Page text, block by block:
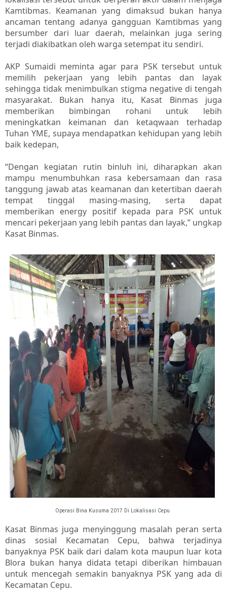
Kamtibmas. Keamanan yang dimaksud bukan hanya
ancaman tentang adanya gangguan Kamtibmas yang
bersumber dari luar daerah, melainkan juga sering
terjadi diakibatkan oleh warga setempat itu sendiri.
AKP Sumaidi meminta agar para PSK tersebut untuk
memilih pekerjaan yang lebih pantas dan layak
sehingga tidak menimbulkan stigma negative di tengah
masyarakat. Bukan hanya itu, Kasat Binmas juga
memberikan bimbingan rohani untuk lebih
meningkatkan keimanan dan ketaqwaan terhadap
Tuhan YME, supaya mendapatkan kehidupan yang lebih
baik kedepan,
“Dengan kegiatan rutin binluh ini, diharapkan akan
mampu menumbuhkan rasa kebersamaan dan rasa
tanggung jawab atas keamanan dan ketertiban daerah
tempat tinggal masing-masing, serta dapat
memberikan energy positif kepada para PSK untuk
mencari pekerjaan yang lebih pantas dan layak,” ungkap
Kasat Binmas.
Operasi Bina Kusuma 2017 Di Lokalisasi Cepu
Kasat Binmas juga menyinggung masalah peran serta
dinas sosial Kecamatan Cepu, bahwa terjadinya
banyaknya PSK baik dari dalam kota maupun luar kota
Blora bukan hanya didata tetapi diberikan himbauan
untuk mencegah semakin banyaknya PSK yang ada di
Kecamatan Cepu.